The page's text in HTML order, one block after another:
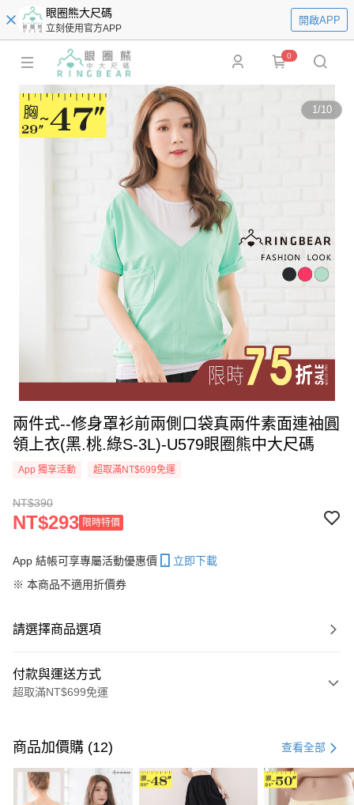
眼圈熊大尺碼
立刻使用官方APP
開啟APP
0
1/10
兩件式--修身罩衫前兩側口袋真兩件素面連袖圓
領上衣(黑.桃.綠S-3L)-U579眼圈熊中大尺碼
App 獨享活動 超取滿NT$699免運
NT$390
NT$293 限時特價
App 結帳可享專屬活動優惠價
立即下載
※ 本商品不適用折價券
請選擇商品選項
付款與運送方式
超取滿NT$699免運
信用卡一次付款
超商取貨付款
商品加價購 (12) 查看全部